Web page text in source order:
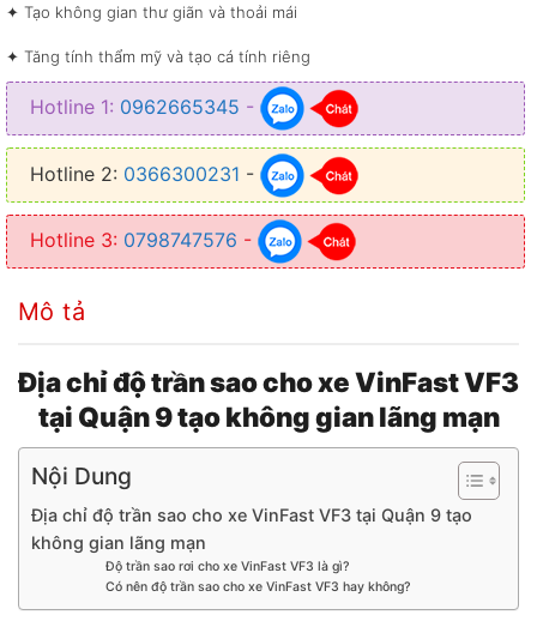
✦ Tạo không gian thư giãn và thoải mái
✦ Tăng tính thẩm mỹ và tạo cá tính riêng
✦ Màu sắc của trần sao cực kỳ đa dạng, đẹp mắt
✦ Trần sao giúp nâng cấp trần và làm mới nội thất
✦ Tạo nên những điểm sáng khác biệt so với trần xe
✦ Giúp xe trở nên sang trọng và đẳng cấp hơn
Hotline 1: 0962665345 -
Hotline 2: 0366300231 -
Hotline 3: 0798747576 -
Mô tả
Địa chỉ độ trần sao cho xe VinFast VF3
tại Quận 9 tạo không gian lãng mạn
Nội Dung
Địa chỉ độ trần sao cho xe VinFast VF3 tại Quận 9 tạo
không gian lãng mạn
Độ trần sao rơi cho xe VinFast VF3 là gì?
Có nên độ trần sao cho xe VinFast VF3 hay không?